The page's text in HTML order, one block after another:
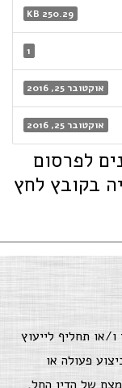
250.29 KB
1
אוקטובר 25, 2016
אוקטובר 25, 2016
לפרסום
בקובץ לחץ
או תחליף לייעוץ
פעולה או
של הדין החל,